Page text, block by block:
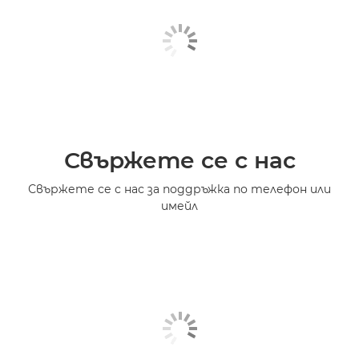
Свържете се с нас
Свържете се с нас за поддръжка по телефон или
имейл